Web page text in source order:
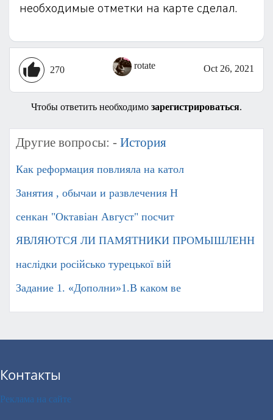
необходимые отметки на карте сделал.
270 rotate Oct 26, 2021
Чтобы ответить необходимо зарегистрироваться.
Другие вопросы: - История
Как реформация повлияла на катол
Занятия , обычаи и развлечения Н
сенкан "Октавіан Август" посчит
ЯВЛЯЮТСЯ ЛИ ПАМЯТНИКИ ПРОМЫШЛЕНН
наслідки російсько турецької вій
Задание 1. «Дополни»1.В каком ве
Контакты
Реклама на сайте